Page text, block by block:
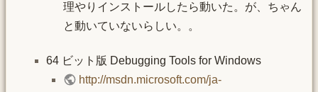
理やりインストールしたら動いた。が、ちゃん
と動いていないらしい。。
64 ビット版 Debugging Tools for Windows
http://msdn.microsoft.com/ja-